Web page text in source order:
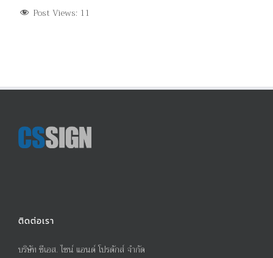
Post Views: 11
ติดต่อเรา
บริษัท ซีเอส. ไซน์ แอนด์ โปรดักส์ จำกัด